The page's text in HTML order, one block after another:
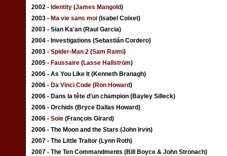
2002 - Identity (James Mangold)
2003 - Ma vie sans moi (Isabel Coixet)
2003 - Sian Ka'an (Raul Garcia)
2004 - Investigations (Sebastián Cordero)
2003 - Spider-Man 2 (Sam Raimi)
2005 - Faussaire (Lasse Hallström)
2006 - As You Like It (Kenneth Branagh)
2006 - Da Vinci Code (Ron Howard)
2006 - Dans la tête d'un champion (Bayley Silleck)
2006 - Orchids (Bryce Dallas Howard)
2006 - Soie (François Girard)
2006 - The Moon and the Stars (John Irvin)
2007 - The Little Traitor (Lynn Roth)
2007 - The Ten Commandments (Bill Boyce & John Stronach)